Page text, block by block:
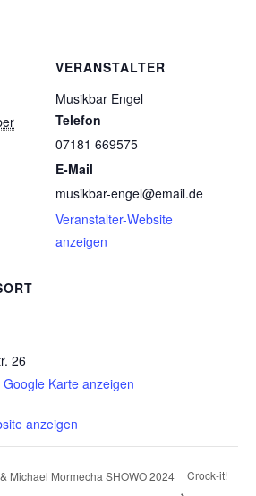
26
Google Karte anzeigen
anzeigen
VERANSTALTER
Musikbar Engel
Telefon
07181 669575
E-Mail
musikbar-engel@email.de
Veranstalter-Website
anzeigen
Michael Mormecha SHOWO 2024 Crock-it!